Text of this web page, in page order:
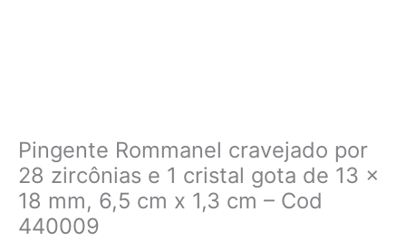
Pingente Rommanel cravejado por
28 zircônias e 1 cristal gota de 13 x
18 mm, 6,5 cm x 1,3 cm – Cod
440009